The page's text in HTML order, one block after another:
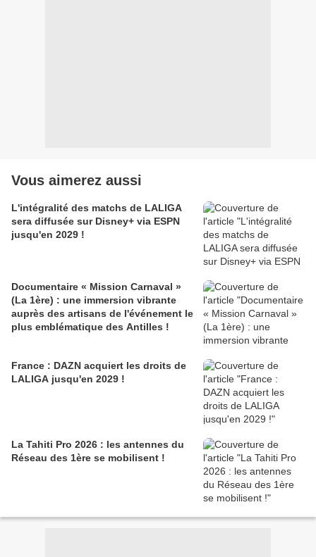
Vous aimerez aussi
L'intégralité des matchs de LALIGA
sera diffusée sur Disney+ via ESPN
jusqu'en 2029 !
Documentaire « Mission Carnaval »
(La 1ère) : une immersion vibrante
auprès des artisans de l'événement le
plus emblématique des Antilles !
France : DAZN acquiert les droits de
LALIGA jusqu'en 2029 !
La Tahiti Pro 2026 : les antennes du
Réseau des 1ère se mobilisent !